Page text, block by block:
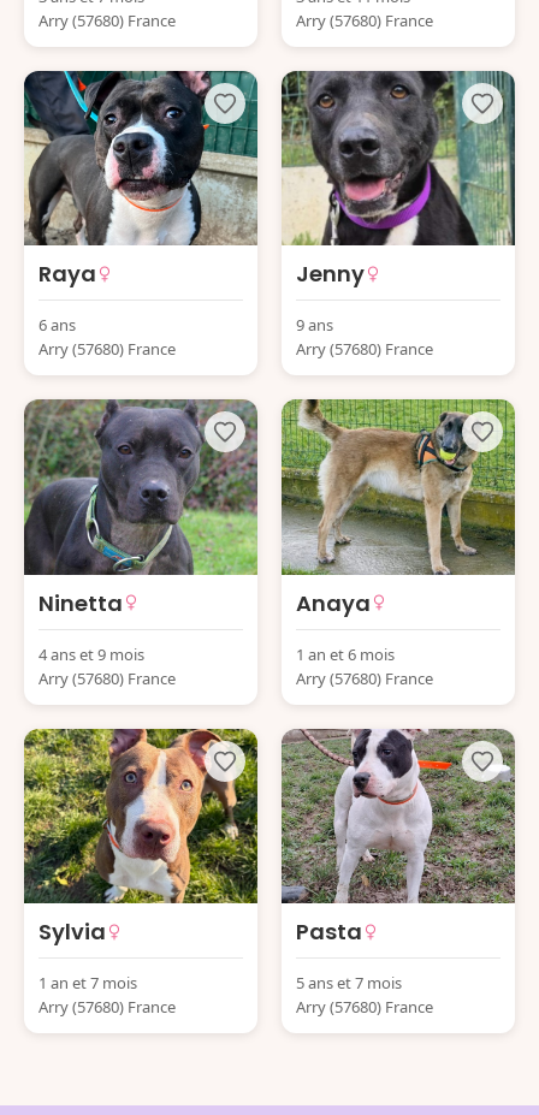
Arry (57680) France
Arry (57680) France
Raya
6 ans
Arry (57680) France
Jenny
9 ans
Arry (57680) France
Ninetta
4 ans et 9 mois
Arry (57680) France
Anaya
1 an et 6 mois
Arry (57680) France
Sylvia
1 an et 7 mois
Arry (57680) France
Pasta
5 ans et 7 mois
Arry (57680) France